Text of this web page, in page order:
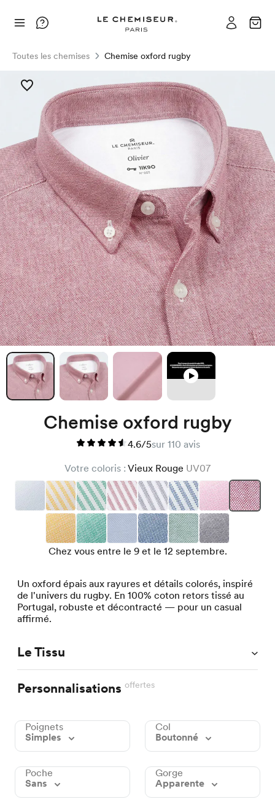
Toutes les chemises Chemise oxford rugby
Chemise oxford rugby
4.6/5sur 110 avis
Votre coloris : Vieux Rouge UV07
Chez vous entre le 9 et le 12 septembre.
Un oxford épais aux rayures et détails colorés, inspiré
de l'univers du rugby. En 100% coton retors tissé au
Portugal, robuste et décontracté — pour un casual
affirmé.
Le Tissu
Personnalisations offertes
Poignets
Simples
Col
Boutonné
Poche
Sans
Gorge
Apparente